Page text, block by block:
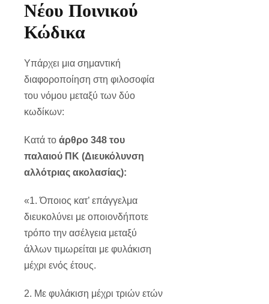
Νέου Ποινικού
Κώδικα
Υπάρχει μια σημαντική
διαφοροποίηση στη φιλοσοφία
του νόμου μεταξύ των δύο
κωδίκων:
Κατά το άρθρο 348 του
παλαιού ΠΚ (Διευκόλυνση
αλλότριας ακολασίας):
«1. Όποιος κατ’ επάγγελμα
διευκολύνει με οποιονδήποτε
τρόπο την ασέλγεια μεταξύ
άλλων τιμωρείται με φυλάκιση
μέχρι ενός έτους.
2. Με φυλάκιση μέχρι τριών ετών